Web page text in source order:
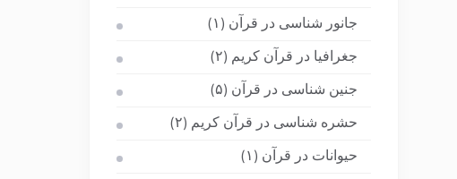
جانور شناسی در قرآن (۱)
جغرافیا در قرآن کریم (۲)
جنین شناسی در قرآن (۵)
حشره شناسی در قرآن کریم (۲)
حیوانات در قرآن (۱)